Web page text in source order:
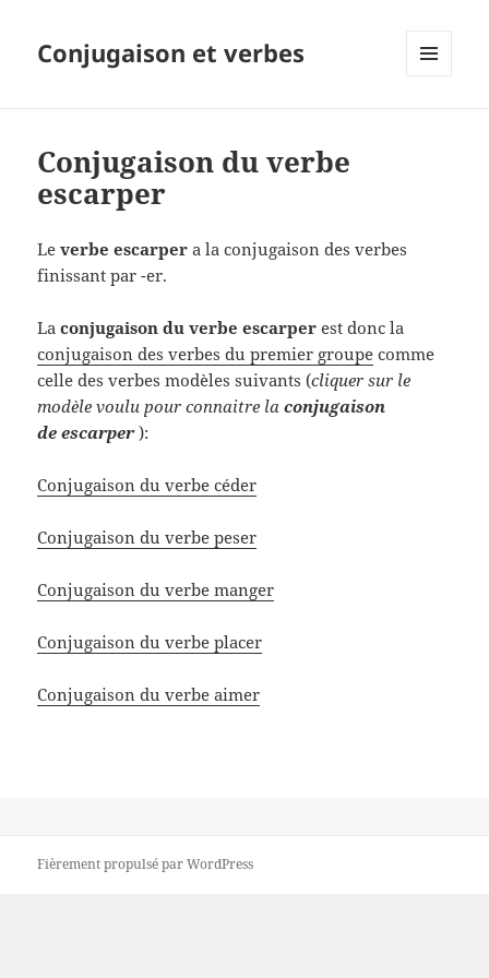
Conjugaison et verbes
Conjugaison du verbe
escarper
Leverbe escarper a la conjugaison des verbes
finissant par -er.
Laconjugaison du verbe escarper est donc la
conjugaison des verbes du premier groupe comme
celle des verbes modèles suivants (cliquer sur le
modèle voulu pour connaitre laconjugaison
de escarper):
Conjugaison du verbe céder
Conjugaison du verbe peser
Conjugaison du verbe manger
Conjugaison du verbe placer
Conjugaison du verbe aimer
Fièrement propulsé par WordPress